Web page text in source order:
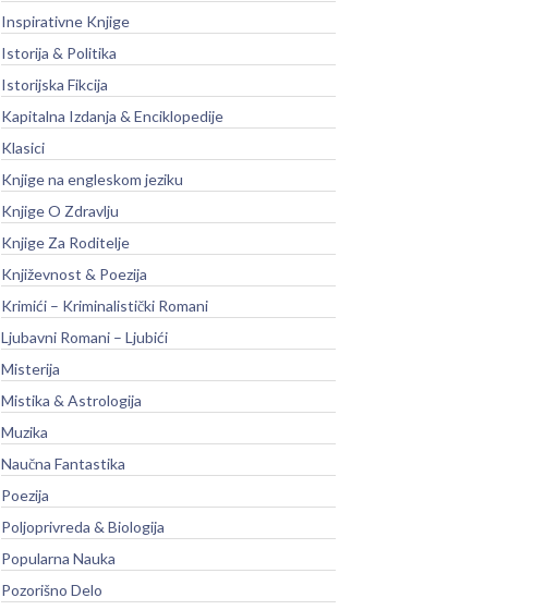
Inspirativne Knjige
Istorija & Politika
Istorijska Fikcija
Kapitalna Izdanja & Enciklopedije
Klasici
Knjige na engleskom jeziku
Knjige O Zdravlju
Knjige Za Roditelje
Književnost & Poezija
Krimići – Kriminalistički Romani
Ljubavni Romani – Ljubići
Misterija
Mistika & Astrologija
Muzika
Naučna Fantastika
Poezija
Poljoprivreda & Biologija
Popularna Nauka
Pozorišno Delo